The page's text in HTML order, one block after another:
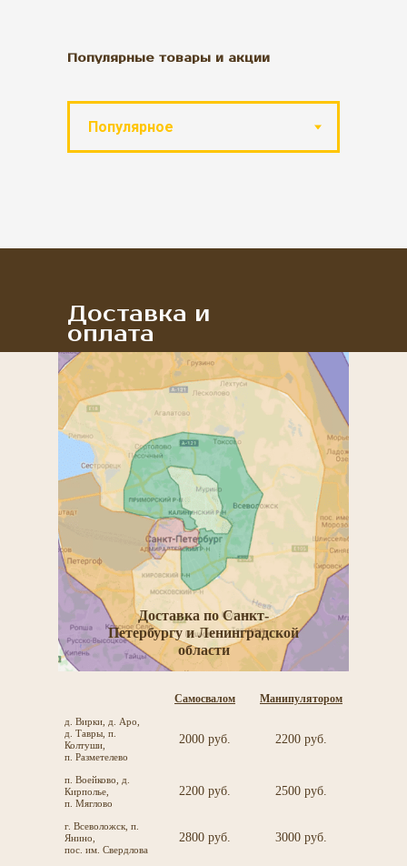
Популярные товары и акции
Доставка и
оплата
Доставка по Санкт-
Петербургу и Ленинградской
области
Самосвалом Манипулятором
д. Вирки, д. Аро,
д. Тавры, п.
Колтуши,
п. Разметелево
2000 руб. 2200 руб.
п. Воейково, д.
Кирполье,
п. Мяглово
2200 руб. 2500 руб.
г. Всеволожск, п.
Янино,
пос. им. Свердлова
2800 руб. 3000 руб.